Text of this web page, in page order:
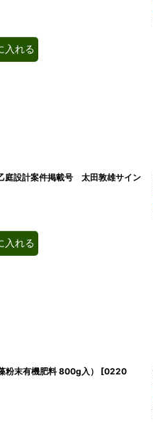
入れる
設計案件掲載号 太田敦雄サイン
入れる
末有機肥料 800g入） [0220